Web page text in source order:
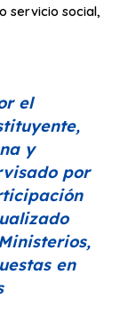
servicio social,
el
y
por
en